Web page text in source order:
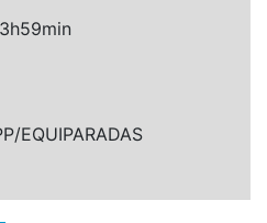
EQUIPARADAS